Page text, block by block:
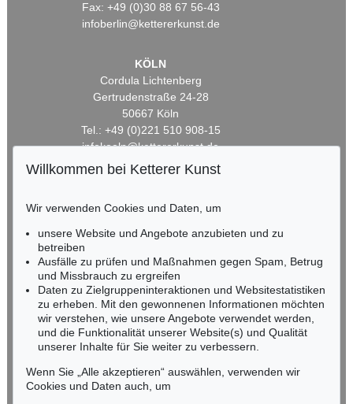
Fax: +49 (0)30 88 67 56-43
infoberlin@kettererkunst.de
KÖLN
Cordula Lichtenberg
Gertrudenstraße 24-28
50667 Köln
Tel.: +49 (0)221 510 908-15
infokoeln@kettererkunst.de
HESSEN
Miriam Heß
Tel.: +49 (0)62 21 58 80-038
Fax: +49 (0)62 21 58 80-595
infoheidelberg@kettererkunst.de
NORDDEUTSCHLAND
Nico Kassel, M.A.
Mobil: +49 (0)171 8618661
n.kassel@kettererkunst.de
Willkommen bei Ketterer Kunst
Wir verwenden Cookies und Daten, um
unsere Website und Angebote anzubieten und zu
betreiben
Ausfälle zu prüfen und Maßnahmen gegen Spam, Betrug
und Missbrauch zu ergreifen
Daten zu Zielgruppeninteraktionen und Websitestatistiken
zu erheben. Mit den gewonnenen Informationen möchten
wir verstehen, wie unsere Angebote verwendet werden,
und die Funktionalität unserer Website(s) und Qualität
unserer Inhalte für Sie weiter zu verbessern.
Wenn Sie „Alle akzeptieren“ auswählen, verwenden wir
Cookies und Daten auch, um